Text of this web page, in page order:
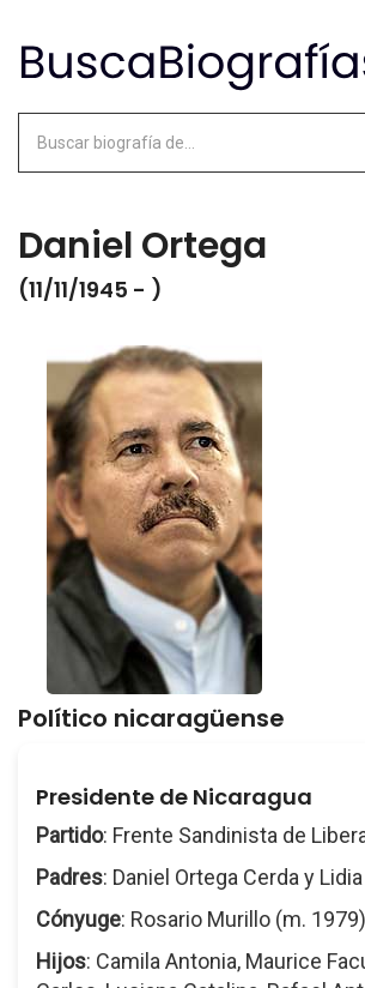
Daniel Ortega
(11/11/1945 - )
Político nicaragüense
Presidente de Nicaragua
Partido: Frente Sandinista de
Padres: Daniel Ortega Cerda y
Cónyuge: Rosario Murillo (m. 1979)
Hijos: Camila Antonia, Maurice